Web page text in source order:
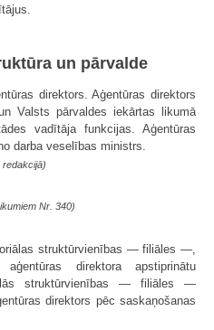
un pārvalde
direktors. Aģentūras direktors
Valsts pārvaldes iekārtas likumā
vadītāja funkcijas. Aģentūras
darba veselības ministrs.
redakcijā)
Nr. 340)
struktūrvienības — filiāles —,
direktora apstiprinātu
struktūrvienības — filiāles —
direktors pēc saskaņošanas